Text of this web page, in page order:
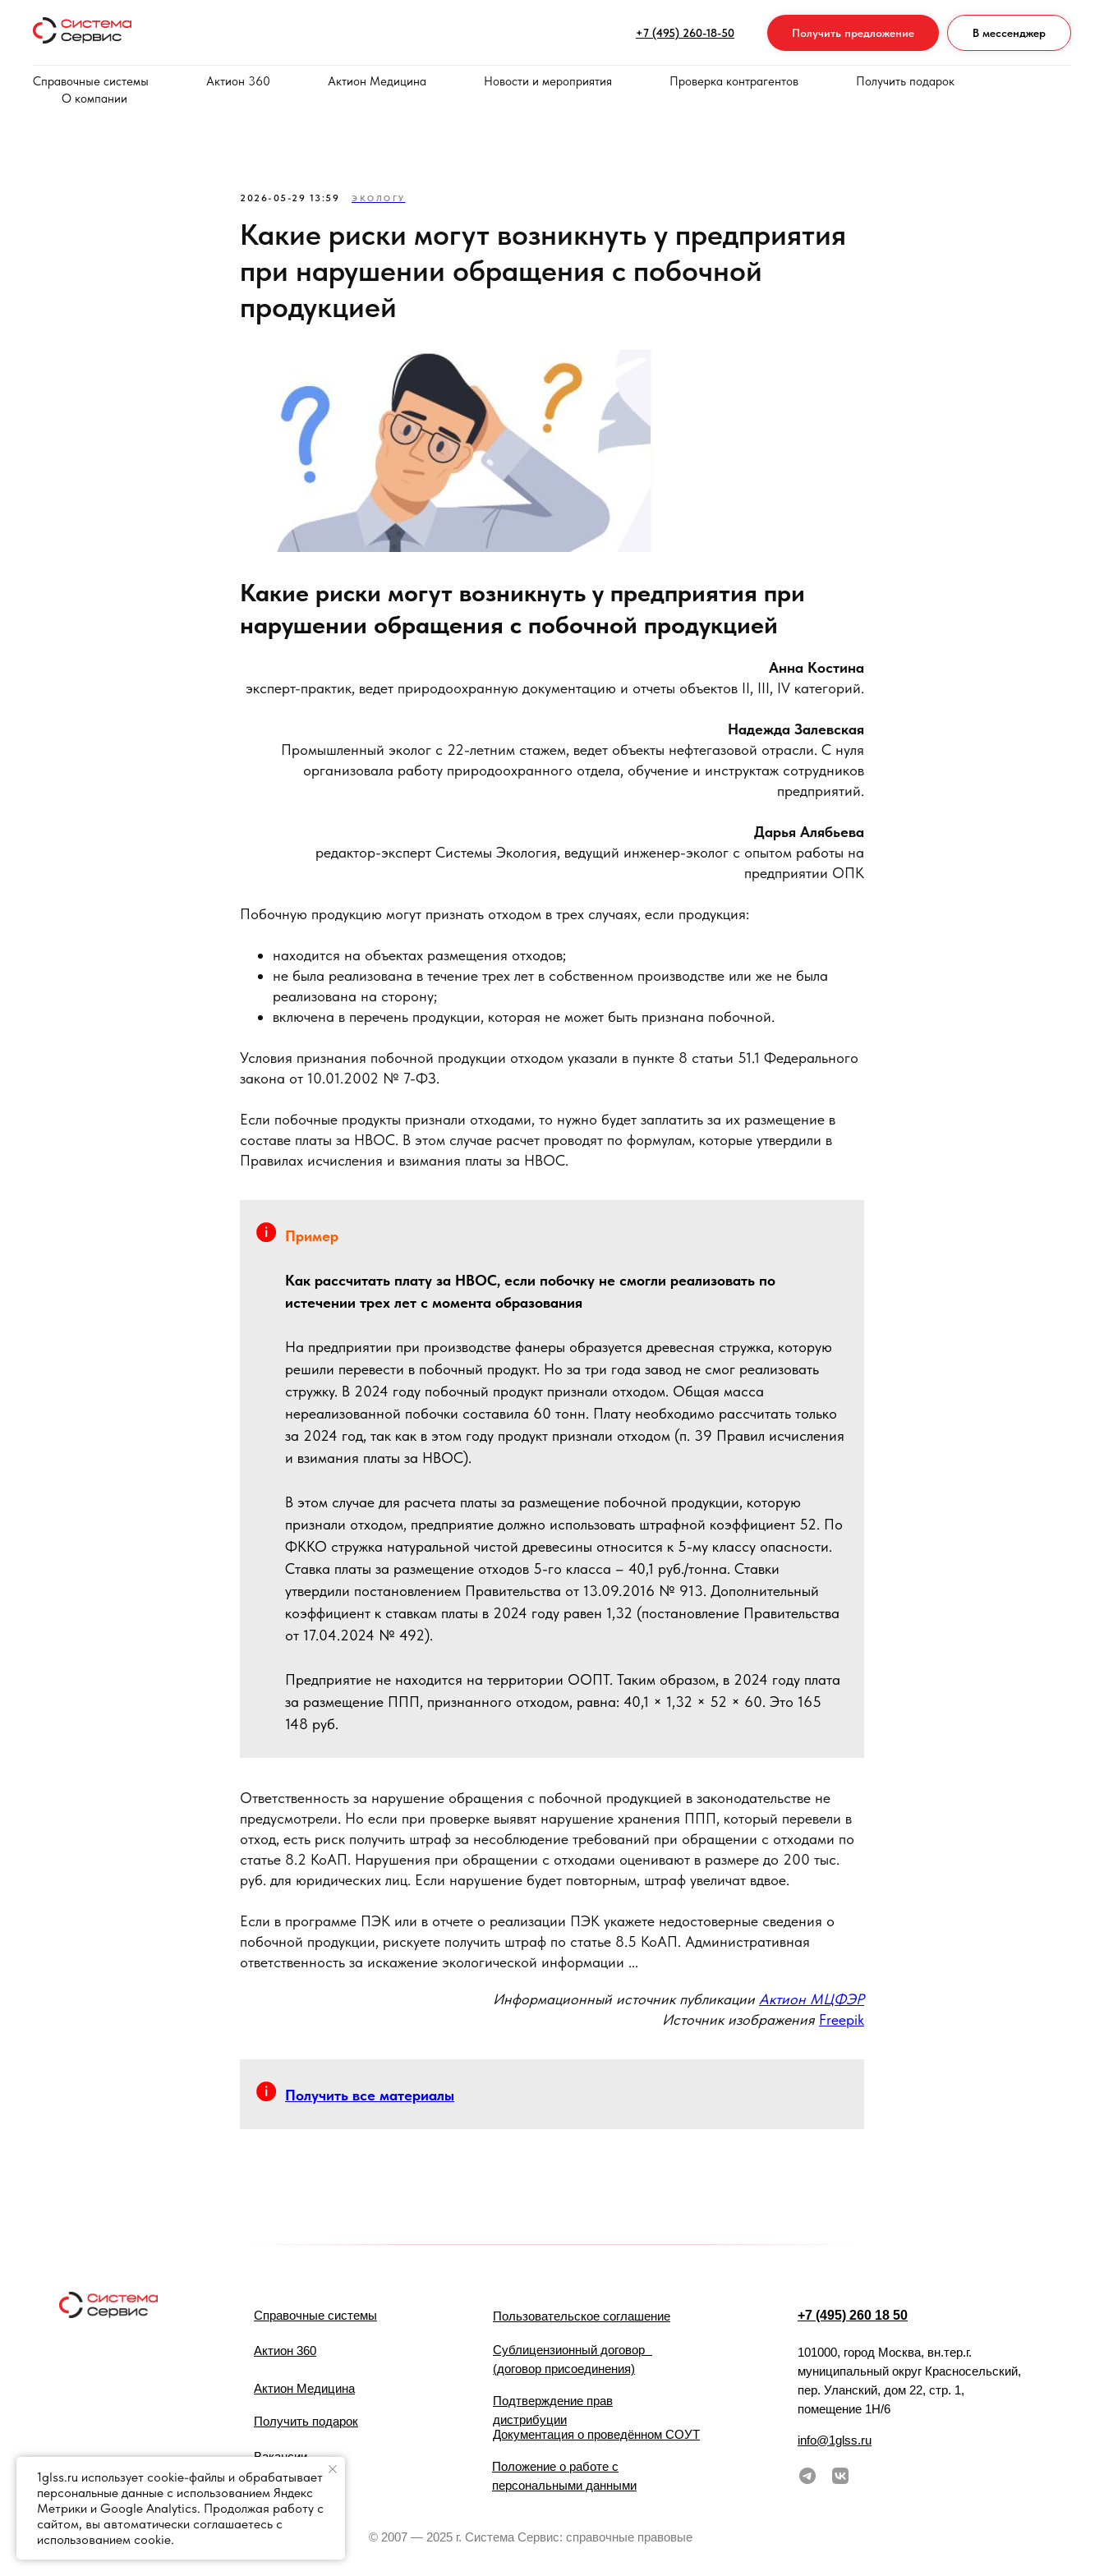
+7 (495) 260-18-50 Получить предложение В мессенджер
Справочные системы Актион 360 Актион Медицина Новости и мероприятия Проверка контрагентов
Получить подарок
О компании
2026-05-29 13:59 ЭКОЛОГУ
Какие риски могут возникнуть у предприятия
при нарушении обращения с побочной
продукцией
Какие риски могут возникнуть у предприятия при
нарушении обращения с побочной продукцией
Анна Костина
эксперт-практик, ведет природоохранную документацию и отчеты объектов II, III, IV категорий.
Надежда Залевская
Промышленный эколог с 22-летним стажем, ведет объекты нефтегазовой отрасли. С нуля
организовала работу природоохранного отдела, обучение и инструктаж сотрудников
предприятий.
Дарья Алябьева
редактор-эксперт Системы Экология, ведущий инженер-эколог с опытом работы на
предприятии ОПК
Побочную продукцию могут признать отходом в трех случаях, если продукция:
находится на объектах размещения отходов;
не была реализована в течение трех лет в собственном производстве или же не была
реализована на сторону;
включена в перечень продукции, которая не может быть признана побочной.
Условия признания побочной продукции отходом указали в пункте 8 статьи 51.1 Федерального
закона от 10.01.2002 № 7-ФЗ.
Если побочные продукты признали отходами, то нужно будет заплатить за их размещение в
составе платы за НВОС. В этом случае расчет проводят по формулам, которые утвердили в
Правилах исчисления и взимания платы за НВОС.
Пример
Как рассчитать плату за НВОС, если побочку не смогли реализовать по
истечении трех лет с момента образования
На предприятии при производстве фанеры образуется древесная стружка, которую
решили перевести в побочный продукт. Но за три года завод не смог реализовать
стружку. В 2024 году побочный продукт признали отходом. Общая масса
нереализованной побочки составила 60 тонн. Плату необходимо рассчитать только
за 2024 год, так как в этом году продукт признали отходом (п. 39 Правил исчисления
и взимания платы за НВОС).
В этом случае для расчета платы за размещение побочной продукции, которую
признали отходом, предприятие должно использовать штрафной коэффициент 52. По
ФККО стружка натуральной чистой древесины относится к 5-му классу опасности.
Ставка платы за размещение отходов 5-го класса – 40,1 руб./тонна. Ставки
утвердили постановлением Правительства от 13.09.2016 № 913. Дополнительный
коэффициент к ставкам платы в 2024 году равен 1,32 (постановление Правительства
от 17.04.2024 № 492).
Предприятие не находится на территории ООПТ. Таким образом, в 2024 году плата
за размещение ППП, признанного отходом, равна: 40,1 × 1,32 × 52 × 60. Это 165
148 руб.
Ответственность за нарушение обращения с побочной продукцией в законодательстве не
предусмотрели. Но если при проверке выявят нарушение хранения ППП, который перевели в
отход, есть риск получить штраф за несоблюдение требований при обращении с отходами по
статье 8.2 КоАП. Нарушения при обращении с отходами оценивают в размере до 200 тыс.
руб. для юридических лиц. Если нарушение будет повторным, штраф увеличат вдвое.
Если в программе ПЭК или в отчете о реализации ПЭК укажете недостоверные сведения о
побочной продукции, рискуете получить штраф по статье 8.5 КоАП. Административная
ответственность за искажение экологической информации ...
Информационный источник публикации Актион МЦФЭР
Источник изображения Freepik
Получить все материалы
+7 (495) 260 18 50
101000, город Москва, вн.тер.г.
муниципальный округ Красносельский,
пер. Уланский, дом 22, стр. 1,
помещение 1Н/6
info@1glss.ru
Справочные системы
Актион 360
Актион Медицина
Получить подарок
Вакансии
Контакты
Пользовательское соглашение
Сублицензионный договор
(договор присоединения)
Подтверждение прав
дистрибуции
Документация о проведённом СОУТ
Положение о работе с
персональными данными
© 2007 — 2025 г. Система Сервис: справочные правовые
1glss.ru использует cookie-файлы и обрабатывает
персональные данные с использованием Яндекс
Метрики и Google Analytics. Продолжая работу с
сайтом, вы автоматически соглашаетесь с
использованием cookie.